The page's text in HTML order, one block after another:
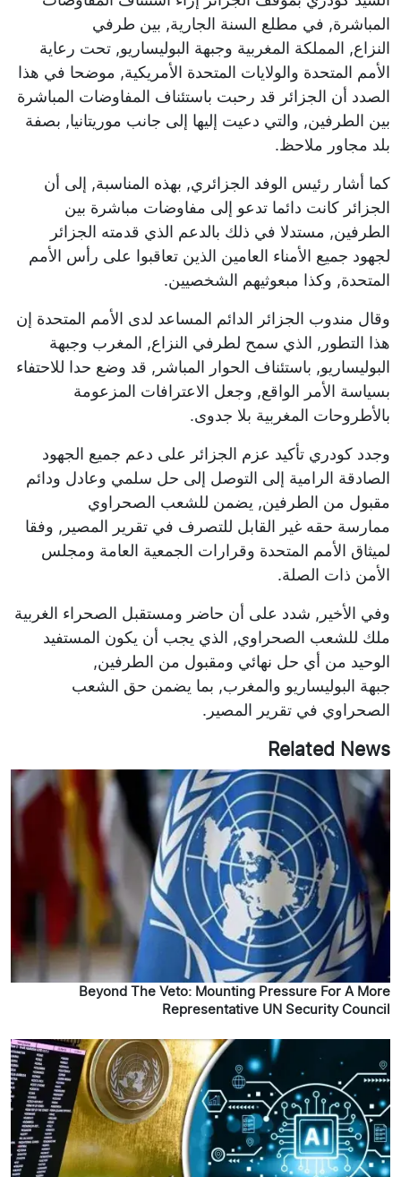
المباشرة, في مطلع السنة الجارية, بين طرفي
النزاع, المملكة المغربية وجبهة البوليساريو, تحت رعاية
الأمم المتحدة والولايات المتحدة الأمريكية, موضحا في هذا
الصدد أن الجزائر قد رحبت باستئناف المفاوضات المباشرة
بين الطرفين, والتي دعيت إليها إلى جانب موريتانيا, بصفة
بلد مجاور ملاحظ.
كما أشار رئيس الوفد الجزائري, بهذه المناسبة, إلى أن
الجزائر كانت دائما تدعو إلى مفاوضات مباشرة بين
الطرفين, مستدلا في ذلك بالدعم الذي قدمته الجزائر
لجهود جميع الأمناء العامين الذين تعاقبوا على رأس الأمم
المتحدة, وكذا مبعوثيهم الشخصيين.
وقال مندوب الجزائر الدائم المساعد لدى الأمم المتحدة إن
هذا التطور, الذي سمح لطرفي النزاع, المغرب وجبهة
البوليساريو, باستئناف الحوار المباشر, قد وضع حدا للاحتفاء
بسياسة الأمر الواقع, وجعل الاعترافات المزعومة
بالأطروحات المغربية بلا جدوى.
وجدد كودري تأكيد عزم الجزائر على دعم جميع الجهود
الصادقة الرامية إلى التوصل إلى حل سلمي وعادل ودائم
مقبول من الطرفين, يضمن للشعب الصحراوي
ممارسة حقه غير القابل للتصرف في تقرير المصير, وفقا
لميثاق الأمم المتحدة وقرارات الجمعية العامة ومجلس
الأمن ذات الصلة.
وفي الأخير, شدد على أن حاضر ومستقبل الصحراء الغربية
ملك للشعب الصحراوي, الذي يجب أن يكون المستفيد
الوحيد من أي حل نهائي ومقبول من الطرفين,
جبهة البوليساريو والمغرب, بما يضمن حق الشعب
الصحراوي في تقرير المصير.
Related News
Beyond The Veto: Mounting Pressure For A More
Representative UN Security Council